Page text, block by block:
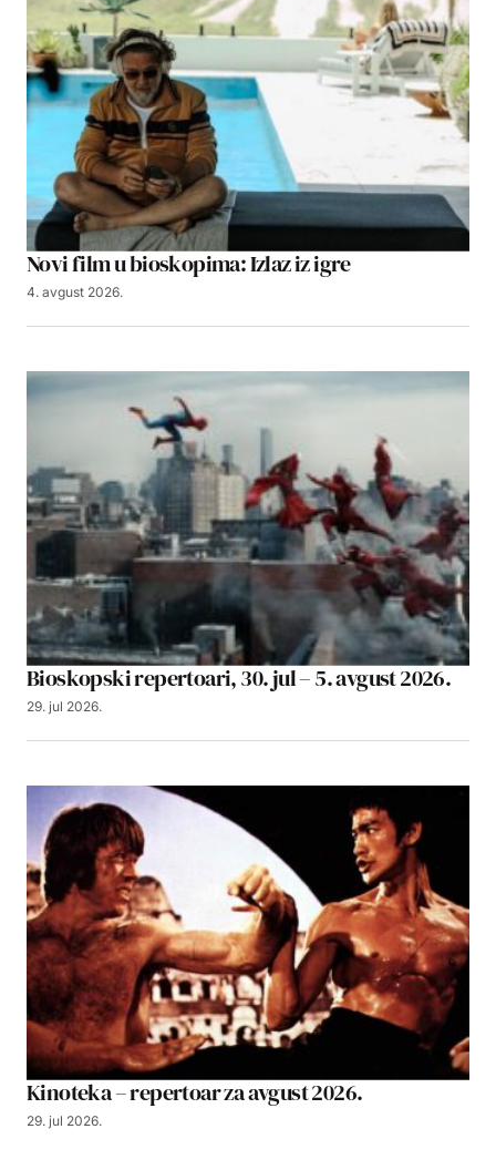
Novi film u bioskopima: Izlaz iz igre
4. avgust 2026.
Bioskopski repertoari, 30. jul – 5. avgust 2026.
29. jul 2026.
Kinoteka – repertoar za avgust 2026.
29. jul 2026.